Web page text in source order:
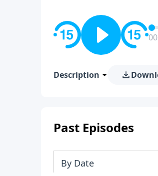
Description
Past Episodes
By Date